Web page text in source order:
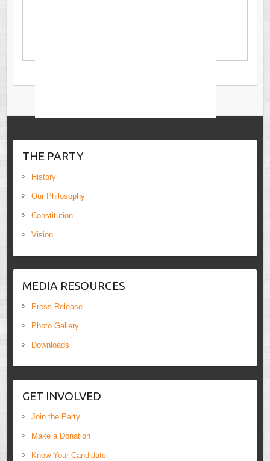
THE PARTY
History
Our Philosophy
Constitution
Vision
MEDIA RESOURCES
Press Release
Photo Gallery
Downloads
GET INVOLVED
Join the Party
Make a Donation
Know Your Candidate